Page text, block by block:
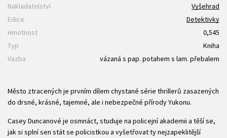
Nakladatelství
Vyšehrad
Edice
Detektivky
Hmotnost
0,545
Typ
Kniha
Vazba
vázaná s pap. potahem s lam. přebalem
Město ztracených je prvním dílem chystané série thrillerů zasazených
do drsné, krásné, tajemné, ale i nebezpečné přírody Yukonu.
Casey Duncanové je osmnáct, studuje na policejní akademii a těší se,
jak si splní sen stát se policistkou a vyšetřovat ty nejzapeklitější